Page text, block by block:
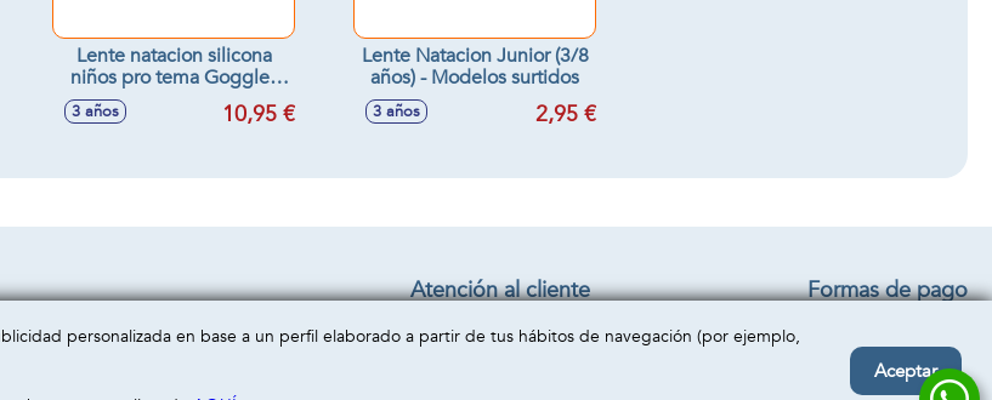
Lente natacion silicona
niños pro tema Goggles
(3/8 años) - Modelos
3 años 10,95 €
Lente Natacion Junior (3/8
años) - Modelos surtidos
3 años 2,95 €
Atención al cliente
Envío y devolución
Formas de pago
personalizada en base a un perfil elaborado a partir de tus hábitos de navegación (por ejemplo,
Aceptar